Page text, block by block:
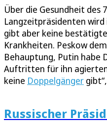
Über die Gesundheit des
Langzeitpräsidenten
gibt aber keine
Krankheiten. Peskow
Behauptung, Putin habe
Auftritten für ihn
keine Doppelgänger
Russischer